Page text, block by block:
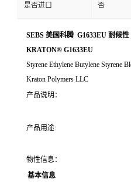
是否进口 否
SEBS 美国科腾 G1633EU 耐候
KRATON® G1633EU
Styrene Ethylene Butylene Styrene
Kraton Polymers LLC
产品说明：
产品用途:
物性信息：
基本信息